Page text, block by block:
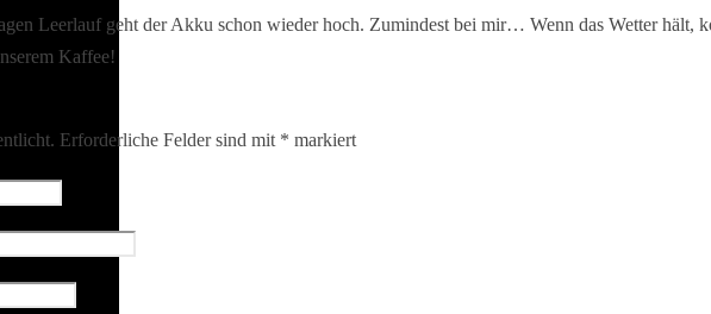
Leerlauf geht der Akku schon wieder hoch. Zumindest bei mir… Wenn das Wetter hält,
Kaffee!
Erforderliche Felder sind mit * markiert